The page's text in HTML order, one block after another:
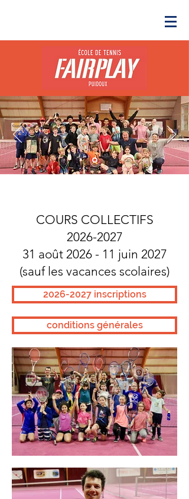
COURS COLLECTIFS
2026-2027
31 août 2026 - 11 juin 2027
(sauf les vacances scolaires)
2026-2027 inscriptions
conditions générales